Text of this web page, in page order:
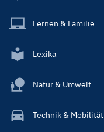
Lernen & Familie
Lexika
Natur & Umwelt
Technik & Mobilität